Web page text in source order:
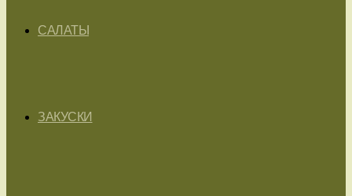
САЛАТЫ
ЗАКУСКИ